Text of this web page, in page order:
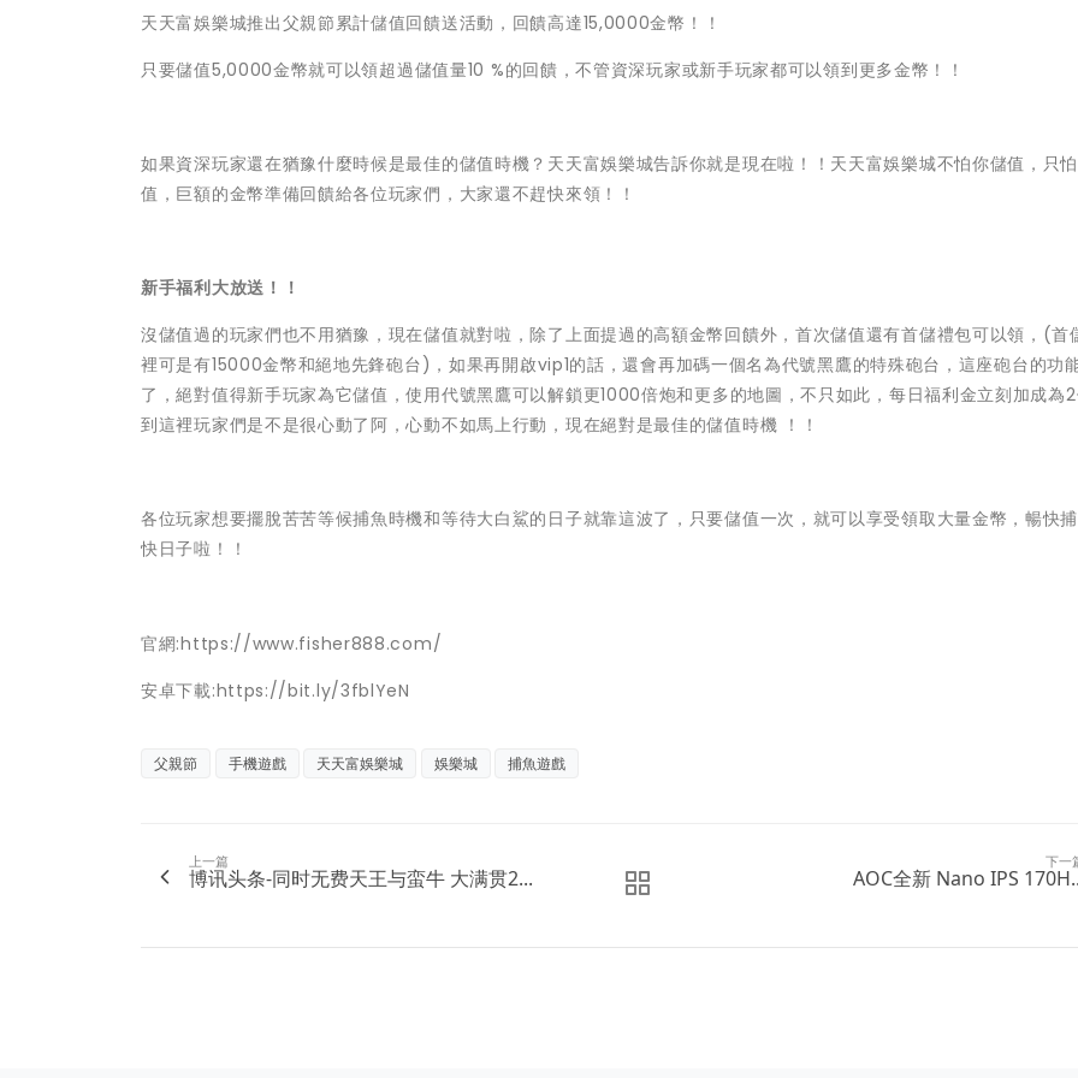
天天富娛樂城推出父親節累計儲值回饋送活動，回饋高達15,0000金幣！！
只要儲值5,0000金幣就可以領超過儲值量10 %的回饋，不管資深玩家或新手玩家都可以領到更多金幣！！
如果資深玩家還在猶豫什麼時候是最佳的儲值時機？天天富娛樂城告訴你就是現在啦！！天天富娛樂城不怕你儲值，只
值，巨額的金幣準備回饋給各位玩家們，大家還不趕快來領！！
新手福利大放送！！
沒儲值過的玩家們也不用猶豫，現在儲值就對啦，除了上面提過的高額金幣回饋外，首次儲值還有首儲禮包可以領，(首
裡可是有15000金幣和絕地先鋒砲台)，如果再開啟vip1的話，還會再加碼一個名為代號黑鷹的特殊砲台，這座砲台的功
了，絕對值得新手玩家為它儲值，使用代號黑鷹可以解鎖更1000倍炮和更多的地圖，不只如此，每日福利金立刻加成為
到這裡玩家們是不是很心動了阿，心動不如馬上行動，現在絕對是最佳的儲值時機 ！！
各位玩家想要擺脫苦苦等候捕魚時機和等待大白鯊的日子就靠這波了，只要儲值一次，就可以享受領取大量金幣，暢快
快日子啦！！
官網:https://www.fisher888.com/
安卓下載:https://bit.ly/3fblYeN
父親節 手機遊戲 天天富娛樂城 娛樂城 捕魚遊戲
上一篇
博讯头条-同时无费天王与蛮牛 大满贯2...
下一
AOC全新 Nano IPS